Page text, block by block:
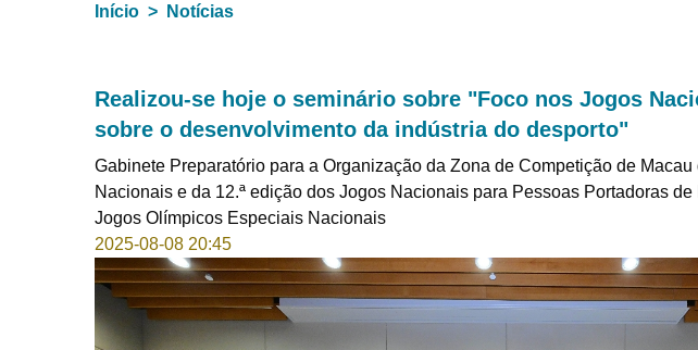
Início Notícias
Realizou-se hoje o seminário sobre "Foco nos Jogos
sobre o desenvolvimento da indústria do desporto"
Gabinete Preparatório para a Organização da Zona de Competição de Macau
Nacionais e da 12.ª edição dos Jogos Nacionais para Pessoas Portadoras
Jogos Olímpicos Especiais Nacionais
2025-08-08 20:45